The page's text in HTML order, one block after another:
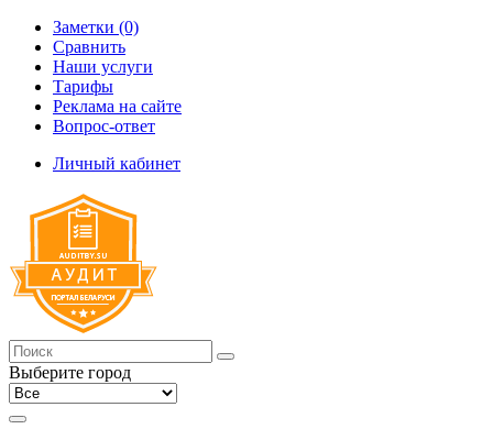
Заметки (0)
Сравнить
Наши услуги
Тарифы
Реклама на сайте
Вопрос-ответ
Личный кабинет
Выберите город